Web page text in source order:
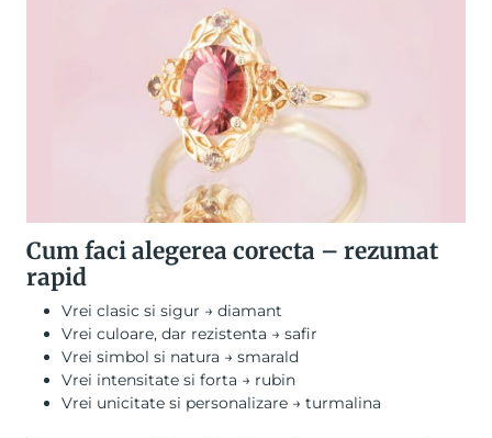
Cum faci alegerea corecta – rezumat
rapid
Vrei clasic si sigur → diamant
Vrei culoare, dar rezistenta → safir
Vrei simbol si natura → smarald
Vrei intensitate si forta → rubin
Vrei unicitate si personalizare → turmalina